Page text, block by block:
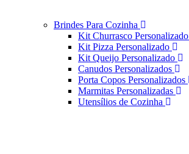
Brindes Para Cozinha
Kit Churrasco Personalizado
Kit Pizza Personalizado
Kit Queijo Personalizado
Canudos Personalizados
Porta Copos Personalizados
Marmitas Personalizadas
Utensílios de Cozinha